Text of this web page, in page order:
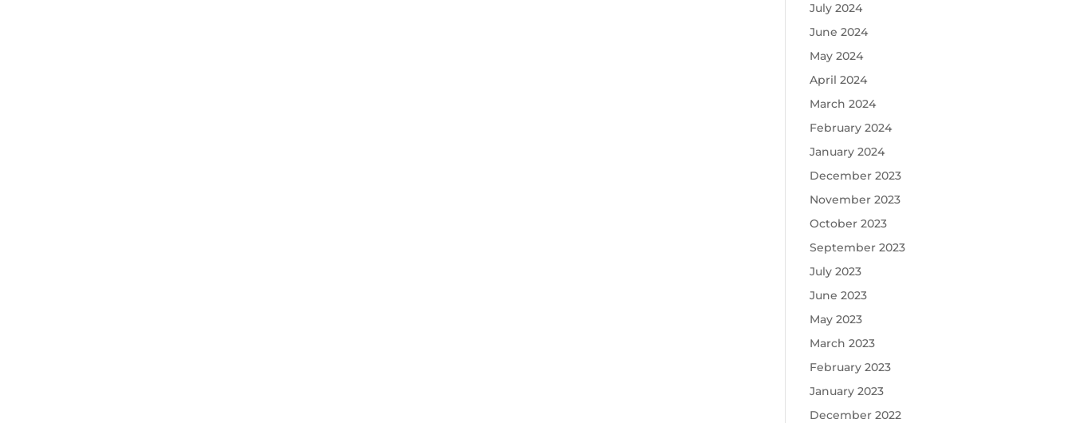
July 2024
June 2024
May 2024
April 2024
March 2024
February 2024
January 2024
December 2023
November 2023
October 2023
September 2023
July 2023
June 2023
May 2023
March 2023
February 2023
January 2023
December 2022